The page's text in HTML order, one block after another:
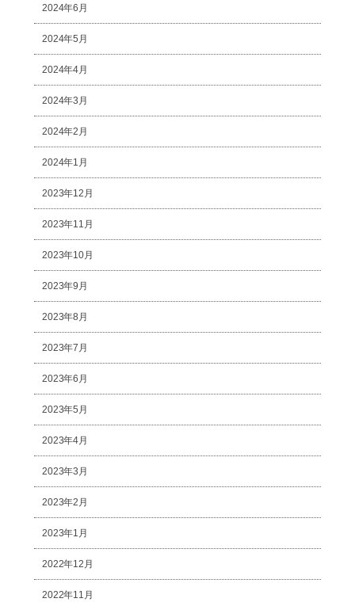
2024年6月
2024年5月
2024年4月
2024年3月
2024年2月
2024年1月
2023年12月
2023年11月
2023年10月
2023年9月
2023年8月
2023年7月
2023年6月
2023年5月
2023年4月
2023年3月
2023年2月
2023年1月
2022年12月
2022年11月